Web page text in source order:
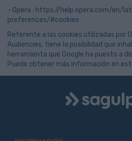
- Opera : https://help.opera.com/en/
preferences/#cookies
Referente a las cookies utilizadas por
Audiencies, tiene la posibilidad que
herramienta que Google ha puesto a
Puede obtener más información en